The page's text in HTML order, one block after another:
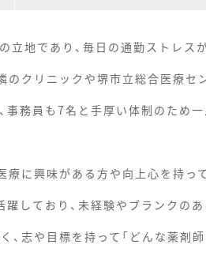
地であり、毎日の通勤ストレス
クリニックや堺市立総合医療セ
務員も7名と手厚い体制のため
に興味がある方や向上心を持っ
しており、未経験やブランクの
志や目標を持って「どんな薬剤